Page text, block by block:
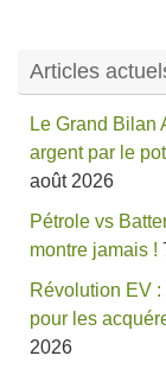
Articles
Le Grand Bilan
argent par le
août 2026
Pétrole vs
montre jamais !
Révolution EV
pour les
2026